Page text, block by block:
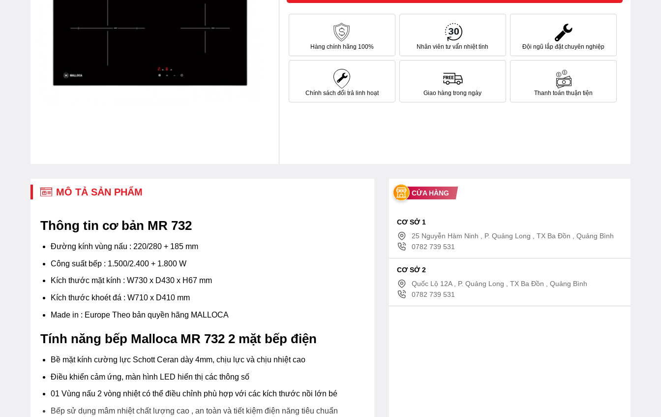
Hàng chính hãng 100% Nhân viên tư vấn nhiệt tình Đội ngũ lắp đặt chuyên nghiệp
Chính sách đổi trả linh hoạt Giao hàng trong ngày Thanh toán thuận tiện
MÔ TẢ SẢN PHẨM
Thông tin cơ bản MR 732
Đường kính vùng nấu : 220/280 + 185 mm
Công suất bếp : 1.500/2.400 + 1.800 W
Kích thước mặt kính : W730 x D430 x H67 mm
Kích thước khoét đá : W710 x D410 mm
Made in : Europe Theo bản quyền hãng MALLOCA
Tính năng bếp Malloca MR 732 2 mặt bếp điện
Bề mặt kính cường lực Schott Ceran dày 4mm, chịu lực và chịu nhiệt cao
Điều khiển cảm ứng, màn hình LED hiển thị các thông số
01 Vùng nấu 2 vòng nhiệt có thể điều chỉnh phù hợp với các kích thước nồi lớn bé
Bếp sử dụng mâm nhiệt chất lượng cao , an toàn và tiết kiệm điện năng tiêu chuẩn
CỬA HÀNG
CƠ SỞ 1
25 Nguyễn Hàm Ninh , P. Quảng Long , TX Ba Đồn , Quảng Bình
0782 739 531
CƠ SỞ 2
Quốc Lộ 12A , P. Quảng Long , TX Ba Đồn , Quảng Bình
0782 739 531